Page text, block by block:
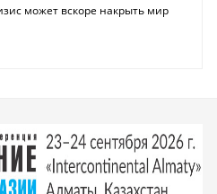
может вскоре накрыть мир